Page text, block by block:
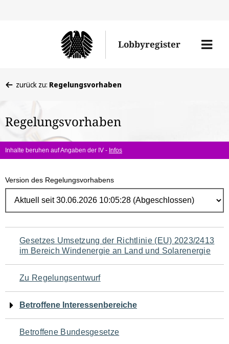
Lobbyregister
Menü
befinden
hier:
zurück zu: Regelungsvorhaben
Regelungsvorhaben
Inhalte beruhen auf Angaben der IV - Infos
Version des Regelungsvorhabens
Navigation
für
den
Seiteninhalt
Gesetzes Umsetzung der Richtlinie (EU) 2023/2413
im Bereich Windenergie an Land und Solarenergie
Zu Regelungsentwurf
Betroffene Interessenbereiche
Betroffene Bundesgesetze